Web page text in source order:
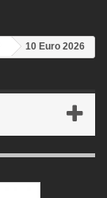
10 Euro 2026